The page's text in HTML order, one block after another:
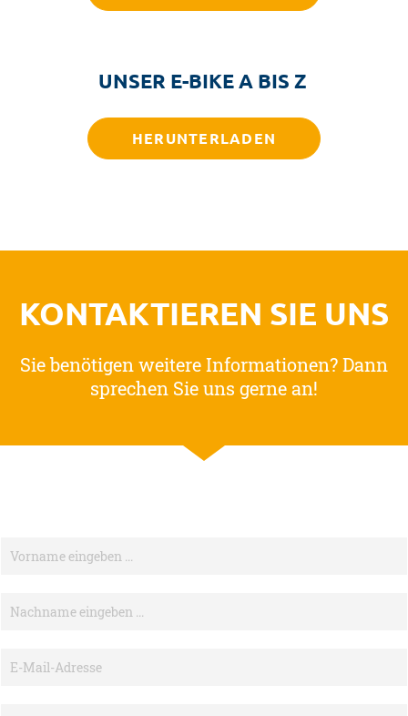
UNSER E-BIKE A BIS Z
HERUNTERLADEN
KONTAKTIEREN SIE UNS
Sie benötigen weitere Informationen? Dann
sprechen Sie uns gerne an!